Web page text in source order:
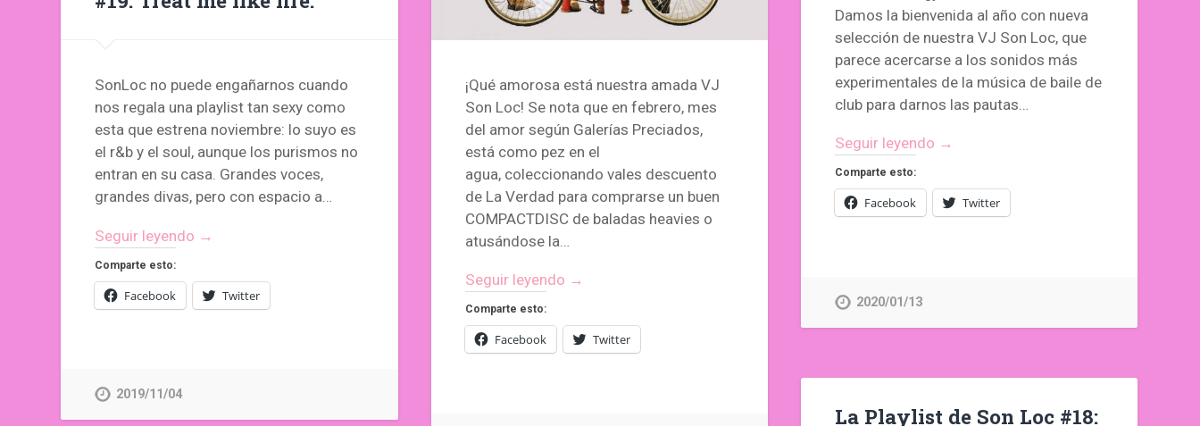
¡Qué amorosa está nuestra amada VJ
Son Loc! Se nota que en febrero, mes
del amor según Galerías Preciados,
está como pez en el
agua, coleccionando vales descuento
de La Verdad para comprarse un buen
COMPACTDISC de baladas heavies o
atusándose la…
Seguir leyendo →
Comparte esto:
Facebook Twitter
Damos la bienvenida al año con nueva
selección de nuestra VJ Son Loc, que
parece acercarse a los sonidos más
experimentales de la música de baile de
club para darnos las pautas…
Seguir leyendo →
Comparte esto:
Facebook Twitter
2020/01/13
SonLoc no puede engañarnos cuando
nos regala una playlist tan sexy como
esta que estrena noviembre: lo suyo es
el r&b y el soul, aunque los purismos no
entran en su casa. Grandes voces,
grandes divas, pero con espacio a…
Seguir leyendo →
Comparte esto:
Facebook Twitter
2019/11/04
La Playlist de Son Loc #18: